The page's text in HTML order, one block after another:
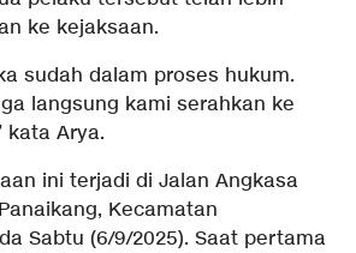
ke kejaksaan.
sudah dalam proses hukum.
langsung kami serahkan ke
kata Arya.
ini terjadi di Jalan Angkasa
Kecamatan
Sabtu (6/9/2025). Saat pertama